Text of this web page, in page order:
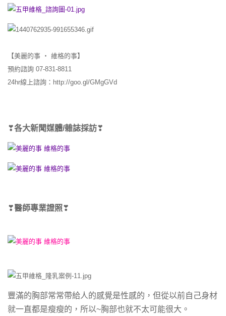
【美麗的事 ‧ 維格的事】
預約諮詢 07-831-8811
24hr線上諮詢：http://goo.gl/GMgGVd
❣各大新聞媒體/雜誌採訪❣
❣醫師專業證照❣
豐滿的胸部常常帶給人的感覺是性感的，但從以前自己身材
就一直都是瘦瘦的，所以~胸部也就不太可能很大。